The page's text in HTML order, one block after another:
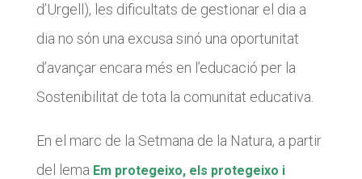
d’Urgell), les dificultats de gestionar el dia a
dia no són una excusa sinó una oportunitat
d’avançar encara més en l’educació per la
Sostenibilitat de tota la comunitat educativa.
En el marc de la Setmana de la Natura, a partir
del lema Em protegeixo, els protegeixo i
CONEIX FUNDESPLAI
La Fundació
L'equip
CONEIX FUNDESPLAI
La Fundació
L'equip